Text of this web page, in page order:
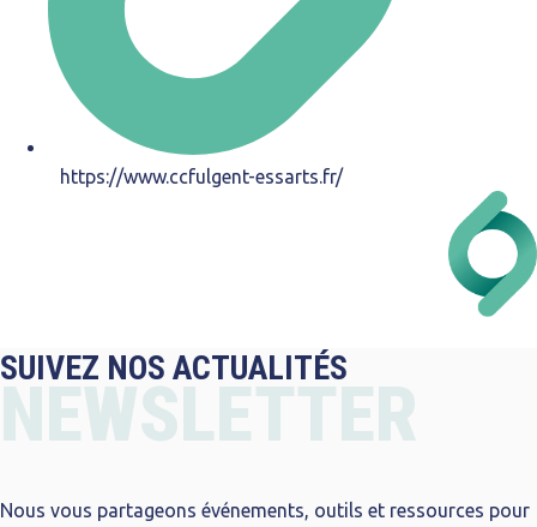
https://www.ccfulgent-essarts.fr/
SUIVEZ NOS ACTUALITÉS
NEWSLETTER
Nous vous partageons événements, outils et ressources pour